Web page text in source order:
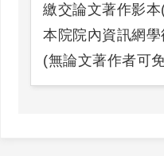
繳交論文著作影
本院院內資訊網
(無論文著作者可